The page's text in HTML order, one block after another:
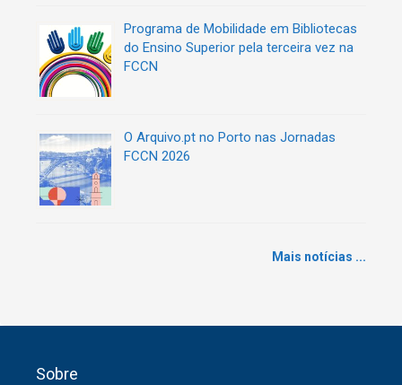
Programa de Mobilidade em Bibliotecas
do Ensino Superior pela terceira vez na
FCCN
O Arquivo.pt no Porto nas Jornadas
FCCN 2026
Mais notícias ...
Sobre